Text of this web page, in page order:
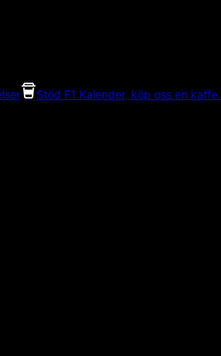
Stöd F1 Kalender, köp oss en kaffe.